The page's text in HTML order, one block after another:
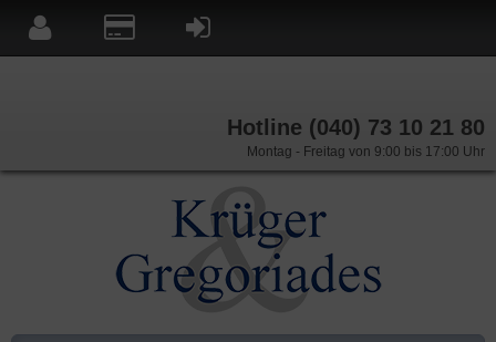
Hotline (040) 73 10 21 80
Montag - Freitag von 9:00 bis 17:00 Uhr